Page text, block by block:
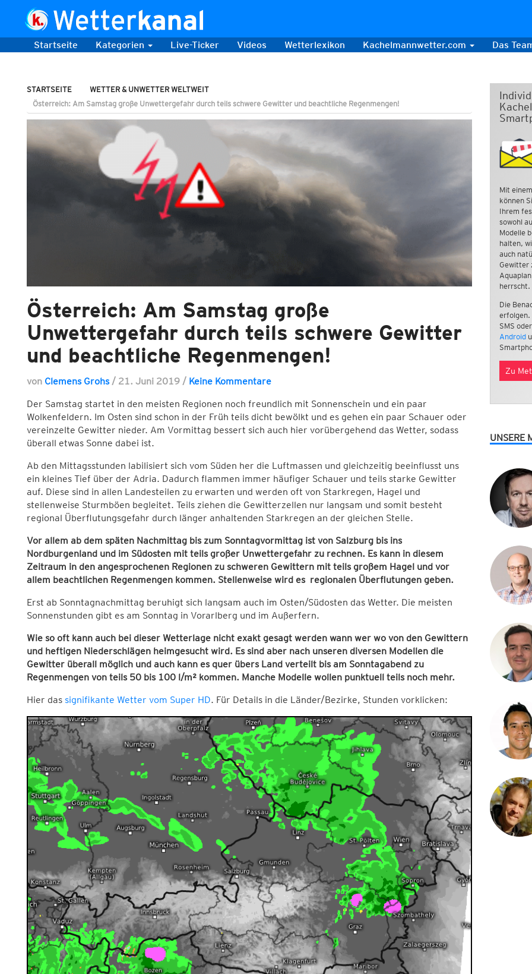
Startseite Kategorien Live-Ticker Videos Wetterlexikon Kachelmannwetter.com Das
STARTSEITE
WETTER & UNWETTER WELTWEIT
Österreich: Am Samstag große Unwettergefahr durch teils schwere Gewitter und beachtliche Regenmengen!
Österreich: Am Samstag große
Unwettergefahr durch teils schwere Gewitter
und beachtliche Regenmengen!
von Clemens Grohs / 21. Juni 2019 / Keine Kommentare
Der Samstag startet in den meisten Regionen noch freundlich mit Sonnenschein und ein paar
Wolkenfeldern. Im Osten sind schon in der Früh teils dicht bewölkt und es gehen ein paar Schauer oder
vereinzelte Gewitter nieder. Am Vormittag bessert sich auch hier vorübergehend das Wetter, sodass
überall etwas Sonne dabei ist.
Ab den Mittagsstunden labilisiert sich vom Süden her die Luftmassen und gleichzeitig beeinflusst uns
ein kleines Tief über der Adria. Dadurch flammen immer häufiger Schauer und teils starke Gewitter
auf. Diese sind in allen Landesteilen zu erwarten und werden oft von Starkregen, Hagel und
stellenweise Sturmböen begleitet. Teils ziehen die Gewitterzellen nur langsam und somit besteht
regional Überflutungsgefahr durch länger anhaltenden Starkregen an der gleichen Stelle.
Vor allem ab dem späten Nachmittag bis zum Sonntagvormittag ist von Salzburg bis ins
Nordburgenland und im Südosten mit teils großer Unwettergefahr zu rechnen. Es kann in diesem
Zeitraum in den angesprochenen Regionen zu schweren Gewittern mit teils großem Hagel und vor
allem beachtlichen Regenmengen kommen. Stellenweise wird es regionalen Überflutungen geben.
Erst ab Sonntagnachmittag beruhigt sich langsam auch im Osten/Südosten das Wetter. Die meisten
Sonnenstunden gibt es am Sonntag in Vorarlberg und im Außerfern.
Wie so oft kann auch bei dieser Wetterlage nicht exakt gesagt werden wann wer wo von den Gewittern
und heftigen Niederschlägen heimgesucht wird. Es sind aber nach unseren diversen Modellen die
Gewitter überall möglich und auch kann es quer übers Land verteilt bis am Sonntagabend zu
Regenmengen von teils 50 bis 100 l/m² kommen. Manche Modelle wollen punktuell teils noch mehr.
Hier das signifikante Wetter vom Super HD. Für Details in die Länder/Bezirke, Stunden vorklicken:
Mit
können
Ihrem
sowohl
Modelle
halten,
auch
Gewitter
herrscht.
Die
erfolgen.
SMS
Android
Zu
UNSERE